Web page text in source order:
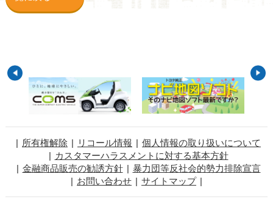
所有権解除 リコール情報
個人情報の取り扱いについて
カスタマーハラスメントに対する基本方針
金融商品販売の勧誘方針
暴力団等反社会的勢力排除宣言
お問い合わせ
サイトマップ